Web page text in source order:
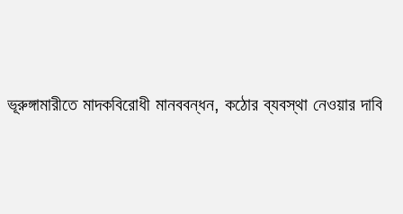
ভূরুঙ্গামারীতে মাদকবিরোধী মানববন্ধন, কঠোর ব্যবস্থা নেওয়ার দাবি